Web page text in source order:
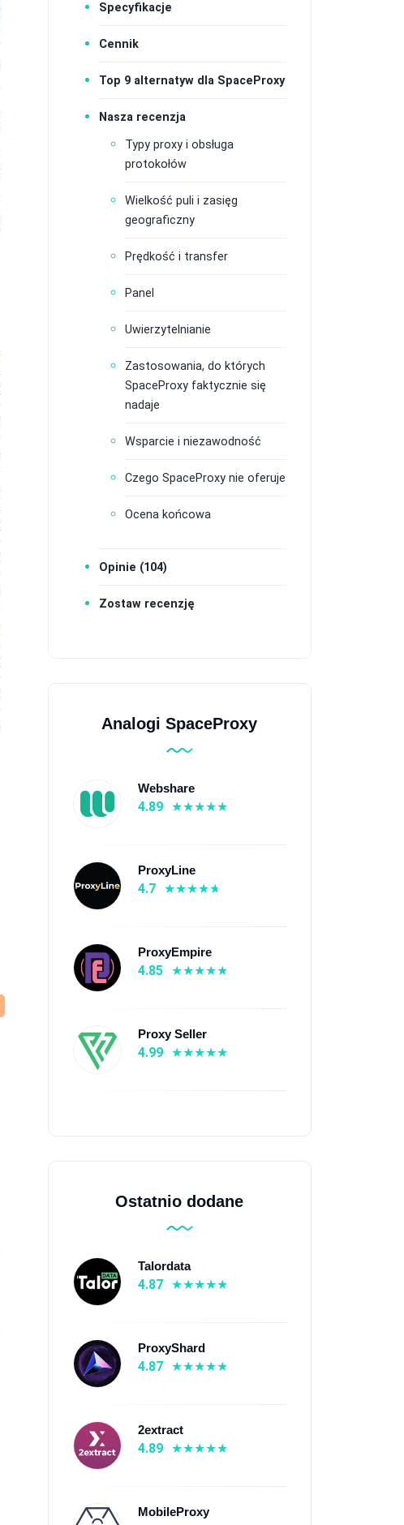
📡 Proxy mobilne, Proxy
rezydencyjne, Indywidualne
proxy IPv6, Proxy ISP, Proxy
Proxy ISP
Specyfikacje
Cennik
Top 9 alternatyw dla SpaceProxy
Nasza recenzja
Typy proxy i obsługa
protokołów
Wielkość puli i zasięg
geograficzny
Prędkość i transfer
Panel
Uwierzytelnianie
Zastosowania, do których
SpaceProxy faktycznie się
nadaje
Wsparcie i niezawodność
Czego SpaceProxy nie oferuje
Ocena końcowa
Opinie (104)
Zostaw recenzję
Analogi SpaceProxy
Webshare
4.89
ProxyLine
4.7
ProxyEmpire
4.85
Proxy Seller
4.99
Ostatnio dodane
Talordata
4.87
ProxyShard
4.87
2extract
4.89
MobileProxy